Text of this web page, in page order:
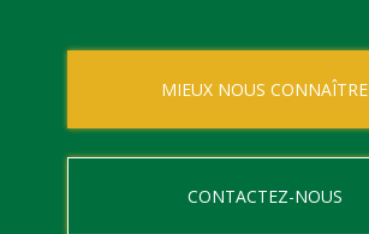
MIEUX NOUS CONNAÎTRE
CONTACTEZ-NOUS